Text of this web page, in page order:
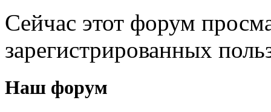
Сейчас этот форум
зарегистрированных
Наш форум